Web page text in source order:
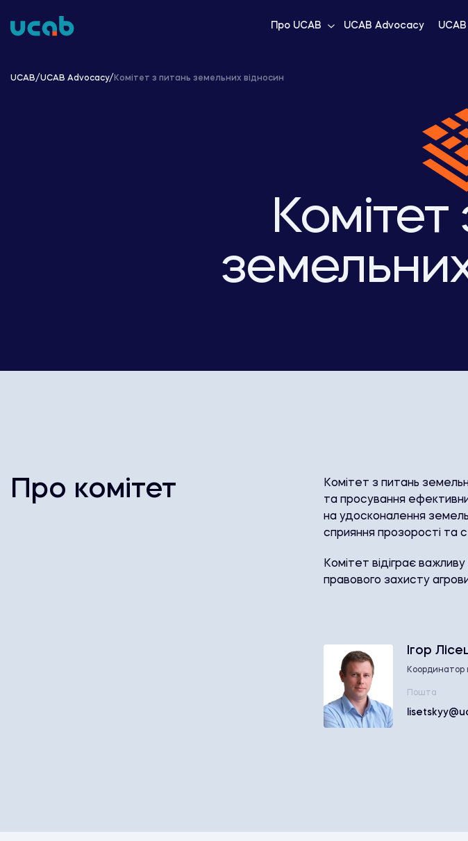
to
Про UCAB UCAB Advocacy
UCAB/UCAB Advocacy/ Комітет з питань земельних відносин
Про комітет
Комітет з питань
та просування
на удосконалення
сприяння прозорості та
Комітет відіграє
правового захисту
Ігор
Координатор
Пошта